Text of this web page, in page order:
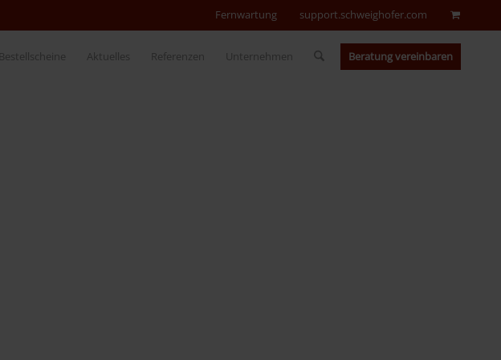
Fernwartung support.schweighofer.com
Bestellscheine Aktuelles Referenzen Unternehmen Beratung vereinbaren